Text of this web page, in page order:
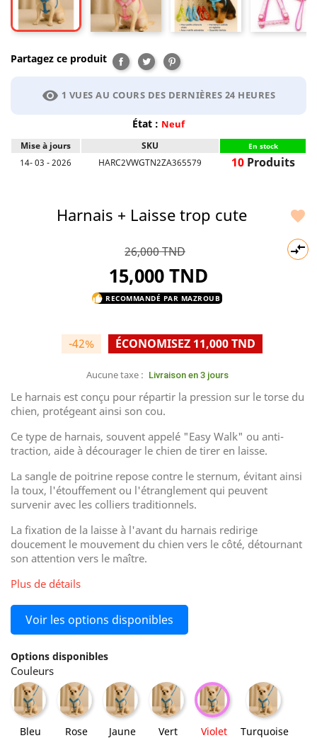
Partagez ce produit Partager
TweetPinterest
visibility 1 VUES AU COURS DES DERNIÈRES 24 HEURES
État : Neuf
Mise à jours SKU En stock
14- 03 - 2026 HARC2VWGTN2ZA365579 10Produits


Harnais + Laisse trop cute
26,000 TND
15,000 TND
thumb_up RECOMMANDÉ PAR MAZROUB
-42% ÉCONOMISEZ 11,000 TND
Aucune taxe : Livraison en 3 jours
Le harnais est conçu pour répartir la pression sur le torse du
chien, protégeant ainsi son cou.
Ce type de harnais, souvent appelé "Easy Walk" ou anti-
traction, aide à décourager le chien de tirer en laisse.
La sangle de poitrine repose contre le sternum, évitant ainsi
la toux, l'étouffement ou l'étranglement qui peuvent
survenir avec les colliers traditionnels.
La fixation de la laisse à l'avant du harnais redirige
doucement le mouvement du chien vers le côté, détournant
son attention vers le maître.
Plus de détails
Voir les options disponibles
Options disponibles
Couleurs
Bleu
Bleu
Rose
Rose
Jaune
Jaune
Vert
Vert
Violet
Violet
Turquoise
Turquoise